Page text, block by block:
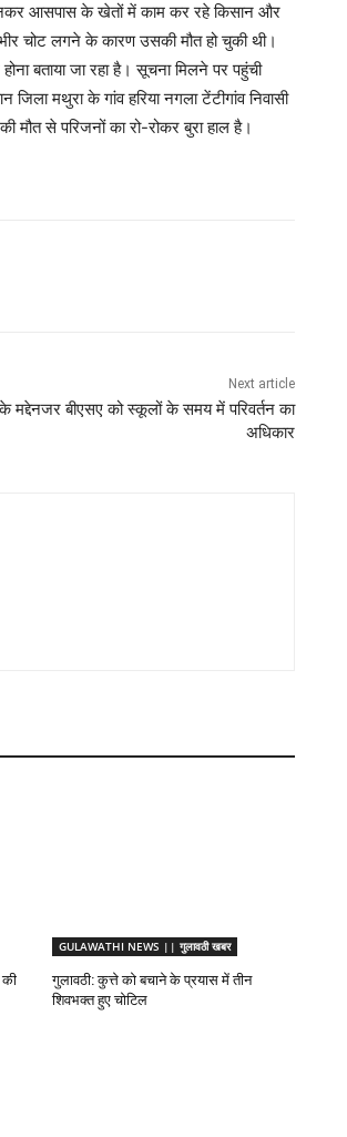
आसपास के खेतों में काम कर रहे किसान और
चोट लगने के कारण उसकी मौत हो चुकी थी।
बताया जा रहा है। सूचना मिलने पर पहुंची
मथुरा के गांव हरिया नगला टेंटीगांव निवासी
से परिजनों का रो-रोकर बुरा हाल है।
Next article
के मद्देनजर बीएसए को स्कूलों के समय में परिवर्तन का
अधिकार
GULAWATHI NEWS || गुलावठी खबर
गुलावठी: कुत्ते को बचाने के प्रयास में तीन
शिवभक्त हुए चोटिल